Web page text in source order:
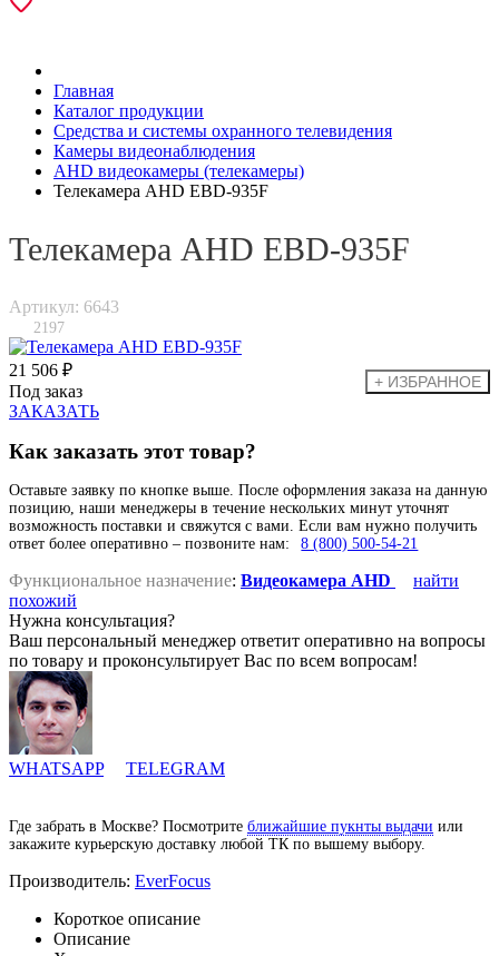
Главная
Каталог продукции
Средства и системы охранного телевидения
Камеры видеонаблюдения
AHD видеокамеры (телекамеры)
Телекамера AHD EBD-935F
Телекамера AHD EBD-935F
Артикул: 6643
2197
21 506 ₽
Под заказ
ЗАКАЗАТЬ
Как заказать этот товар?
Оставьте заявку по кнопке выше. После оформления заказа на данную
позицию, наши менеджеры в течение нескольких минут уточнят
возможность поставки и свяжутся с вами. Если вам нужно получить
ответ более оперативно – позвоните нам:
8 (800) 500-54-21
Функциональное назначение: Видеокамера AHD
найти
похожий
Нужна консультация?
Ваш персональный менеджер ответит оперативно на вопросы
по товару и проконсультирует Вас по всем вопросам!
WHATSAPP TELEGRAM
Где забрать в Москве? Посмотрите ближайшие пукнты выдачи или
закажите курьерскую доставку любой ТК по вышему выбору.
Производитель: EverFocus
Короткое описание
Описание